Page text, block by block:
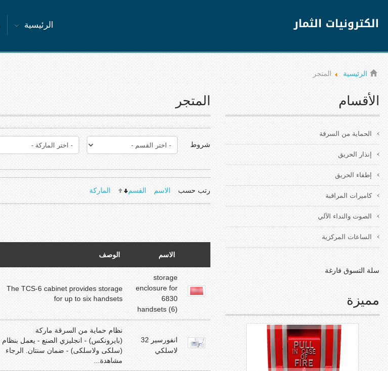
الرئيسية
الرئيسية المتجر
المتجر
شروط
رتب حسب الاسم القسم الماركة
الاسم الوصف
storage
enclosure for
6830
handsets (6)
The TCS-6 cabinet provides storage
for up to six handsets
انفورسير 32
لاسلكي
نظام حماية من السرقة ماركة
(بايرونكس) - انجليزي الصنع - يعمل بنظام
(سلكى ولاسلكى) - ضمان سنتان. الرجاء
مشاهدة...
الأقسام
الحماية من السرقة
إنذار الحريق
إطفاء الحريق
كاميرات المراقبة
الصوت والنداء الآلي
الساعات المركزية
سلة التسوق فارغة
مميزة